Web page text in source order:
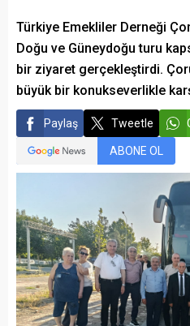
Türkiye Emekliler Derneği
Doğu ve Güneydoğu turu
bir ziyaret gerçekleştirdi.
büyük bir konukseverlikle
Paylaş Tweetle
ABONE OL